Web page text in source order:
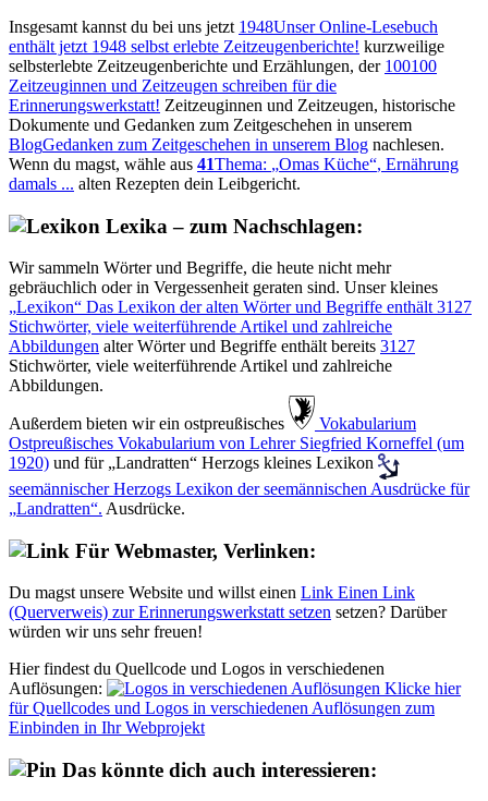
Insgesamt kannst du bei uns jetzt 1948Unser Online-Lesebuch
enthält jetzt 1948 selbst erlebte Zeitzeugenberichte! kurzweilige
selbsterlebte Zeitzeugenberichte und Erzählungen, der 100100
Zeitzeuginnen und Zeitzeugen schreiben für die
Erinnerungswerkstatt! Zeitzeuginnen und Zeitzeugen, historische
Dokumente und Gedanken zum Zeitgeschehen in unserem
BlogGedanken zum Zeitgeschehen in unserem Blog nachlesen.
Wenn du magst, wähle aus 41Thema: Omas Küche , Ernährung
damals ... alten Rezepten dein Leibgericht.
Lexika – zum Nachschlagen:
Wir sammeln Wörter und Begriffe, die heute nicht mehr
gebräuchlich oder in Vergessenheit geraten sind. Unser kleines
Lexikon
Das Lexikon der alten Wörter und Begriffe enthält 3127
Stichwörter, viele weiterführende Artikel und zahlreiche
Abbildungen alter Wörter und Begriffe enthält bereits 3127
Stichwörter, viele weiterführende Artikel und zahlreiche
Abbildungen.
Außerdem bieten wir ein ostpreußisches
️ Vokabularium
Ostpreußisches Vokabularium von Lehrer Siegfried Korneffel (um
1920) und für Landratten Herzogs kleines Lexikon
seemännischerHerzogs Lexikon der seemännischen Ausdrücke für
Landratten . Ausdrücke.
Für Webmaster, Verlinken:
Du magst unsere Website und willst einen Link Einen Link
(Querverweis) zur Erinnerungswerkstatt setzen setzen? Darüber
würden wir uns sehr freuen!
Hier findest du Quellcode und Logos in verschiedenen
Auflösungen:
Klicke hier
für Quellcodes und Logos in verschiedenen Auflösungen zum
Einbinden in Ihr Webprojekt
Das könnte dich auch interessieren: